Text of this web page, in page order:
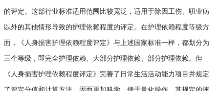
的评定。这部行业标准适用范围比较宽泛，适用于除因工伤、职业病
以外的其他情形导致的护理依赖程度的评定。在护理依赖程度等级方
面，《人身损害护理依赖程度评定》与上述国家标准一样，都划分为
三个等级，即完全护理依赖、大部分护理依赖、部分护理依赖。但
《人身损害护理依赖程度评定》完善了日常生活活动能力项目并规定